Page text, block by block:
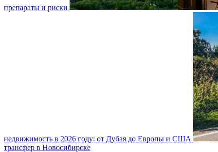
препараты и риски
недвижимость в 2026 году: от Дубая до Европы и США
трансфер в Новосибирске